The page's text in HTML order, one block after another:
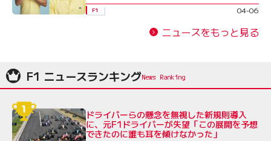
F1 04-06
ニュースをもっと見る
F1 ニュースランキング
ドライバーらの懸念を無視した新規則導入
に、元F1ドライバーが失望「この展開を予想
できたのに誰も耳を傾けなかった」